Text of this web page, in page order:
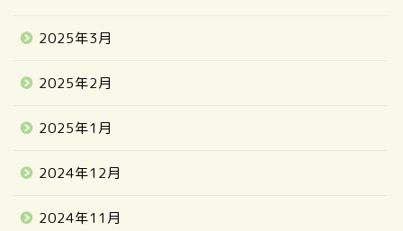
2025年3月
2025年2月
2025年1月
2024年12月
2024年11月